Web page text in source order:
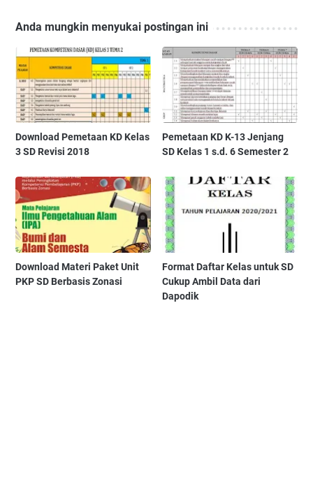
Anda mungkin menyukai postingan ini
Download Pemetaan KD Kelas
3 SD Revisi 2018
Pemetaan KD K-13 Jenjang
SD Kelas 1 s.d. 6 Semester 2
Download Materi Paket Unit
PKP SD Berbasis Zonasi
Format Daftar Kelas untuk SD
Cukup Ambil Data dari
Dapodik